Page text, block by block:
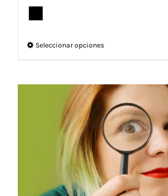
Seleccionar opcionesEste
múltiples
variantes.
Las
opciones
se
pueden
elegir
en
la